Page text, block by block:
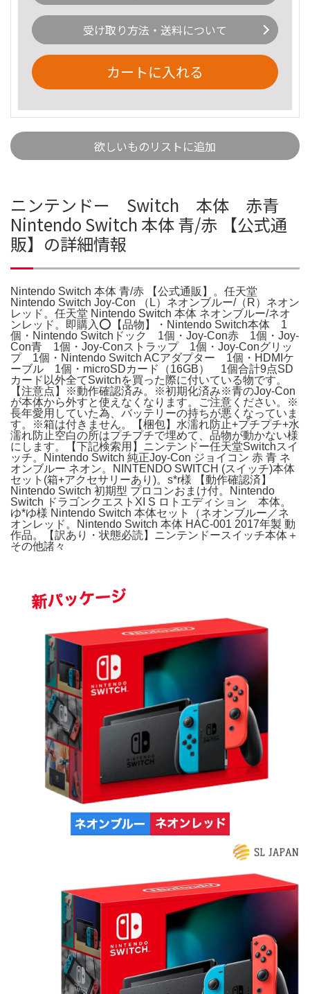
受け取り方法・送料について
カートに入れる
欲しいものリストに追加
ニンテンドー Switch 本体 赤青
Nintendo Switch 本体 青/赤 【公式通
販】の詳細情報
Nintendo Switch 本体 青/赤 【公式通販】。任天堂
Nintendo Switch Joy-Con （L）ネオンブルー/（R）ネオン
レッド。任天堂 Nintendo Switch 本体 ネオンブルー/ネオ
ンレッド。即購入⭕️【品物】・Nintendo Switch本体 1
個・Nintendo Switchドック 1個・Joy-Con赤 1個・Joy-
Con青 1個・Joy-Conストラップ 1個・Joy-Conグリッ
プ 1個・Nintendo Switch ACアダプター 1個・HDMIケ
ーブル 1個・microSDカード（16GB） 1個合計9点SD
カード以外全てSwitchを買った際に付いている物です。
【注意点】※動作確認済み。※初期化済み※青のJoy-Con
が本体から外すと使えなくなります。ご注意ください。※
長年愛用していた為、バッテリーの持ちが悪くなっていま
す。※箱は付きません。【梱包】水濡れ防止+プチプチ+水
濡れ防止空白の所はプチプチで埋めて、品物が動かない様
にします。【下記検索用】ニンテンドー任天堂Switchスイ
ッチ。Nintendo Switch 純正Joy-Con ジョイコン 赤 青 ネ
オンブルー ネオン。NINTENDO SWITCH (スイッチ)本体
セット(箱+アクセサリーあり)。s*r様 【動作確認済】
Nintendo Switch 初期型 プロコンおまけ付。Nintendo
Switch ドラゴンクエストXI S ロトエディション 本体。
ゆ*ゆ様 Nintendo Switch 本体セット（ネオンブルー／ネ
オンレッド。Nintendo Switch 本体 HAC-001 2017年製 動
作品。【訳あり・状態必読】ニンテンドースイッチ本体＋
その他諸々